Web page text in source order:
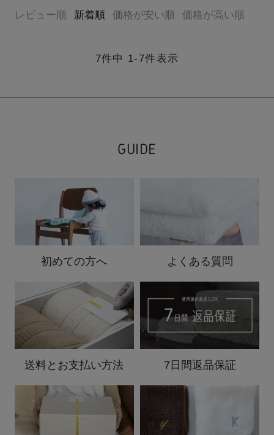
レビュー順 新着順 価格が安い順 価格が高い順
7件中 1- 7件表示
GUIDE
初めての方へ よくある質問
送料と お支払い方法 7日間返品保証